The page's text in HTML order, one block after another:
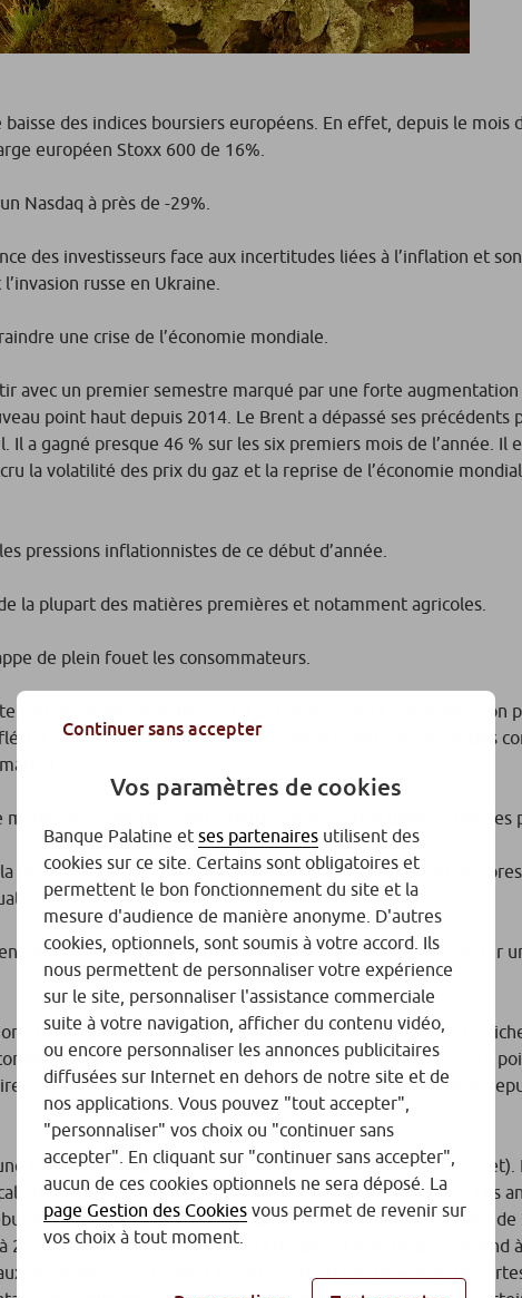
des indices boursiers européens. En effet, depuis le mois
européen Stoxx 600 de 16%.
Nasdaq à près de -29%.
des investisseurs face aux incertitudes liées à l’inflation et
russe en Ukraine.
une crise de l’économie mondiale.
avec un premier semestre marqué par une forte augmentation
point haut depuis 2014. Le Brent a dépassé ses précédents
Il a gagné presque 46 % sur les six premiers mois de l’année. Il
la volatilité des prix du gaz et la reprise de l’économie
pressions inflationnistes de ce début d’année.
la plupart des matières premières et notamment agricoles.
de plein fouet les consommateurs.
hausse généralisée des prix a plutôt été bien « absorbée », on
la demande risquant de fortement ralentir, les ménages
de manœuvre pour contrer cette hausse généralisée des
perte de pouvoir d’achat des ménages et alimente ainsi les
délicate.
leur hausse aux Etats-Unis, avec une croissance de 8,5 % sur
sont jugées volatiles, l’indice privilégié par la Fed (PCE)
la normalisation cette année avec une hausse de 25
C’est la première augmentation d’une telle ampleur
hausse des taux (avec une première hausse prévue en juillet).
la politique de normalisation des banques centrales. Les
de l’année avec du côté des Etats-Unis, un marché passant de
50% et d’un autre coté en Europe, un marché qui s’attend
de dépôt à l’équilibre. Ces anticipations ont provoqué de
Continuer sans accepter
Vos paramètres de cookies
Banque Palatine et ses partenaires utilisent des
cookies sur ce site. Certains sont obligatoires et
permettent le bon fonctionnement du site et la
mesure d'audience de manière anonyme. D'autres
cookies, optionnels, sont soumis à votre accord. Ils
nous permettent de personnaliser votre expérience
sur le site, personnaliser l'assistance commerciale
suite à votre navigation, afficher du contenu vidéo,
ou encore personnaliser les annonces publicitaires
diffusées sur Internet en dehors de notre site et de
nos applications. Vous pouvez "tout accepter",
"personnaliser" vos choix ou "continuer sans
accepter". En cliquant sur "continuer sans accepter",
aucun de ces cookies optionnels ne sera déposé. La
page Gestion des Cookies vous permet de revenir sur
vos choix à tout moment.